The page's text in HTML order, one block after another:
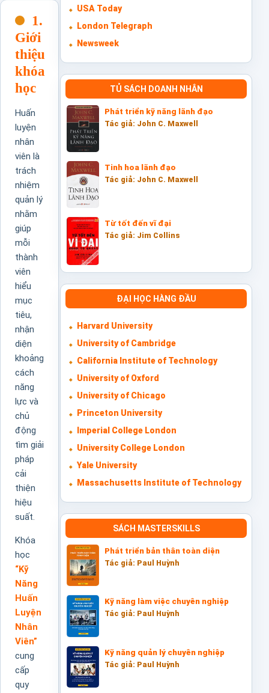
1.
Giới
thiệu
khóa
học
Huấn
luyện
nhân
viên là
trách
nhiệm
quản lý
nhằm
giúp
mỗi
thành
viên
hiểu
mục
tiêu,
nhận
diện
khoảng
cách
năng
lực và
chủ
động
tìm giải
pháp
cải
thiện
hiệu
suất.
Khóa
học
“Kỹ
Năng
Huấn
Luyện
Nhân
Viên”
cung
cấp
quy
USA Today
London Telegraph
Newsweek
TỦ SÁCH DOANH NHÂN
Phát triển kỹ năng lãnh đạo
Tác giả: John C. Maxwell
Tinh hoa lãnh đạo
Tác giả: John C. Maxwell
Từ tốt đến vĩ đại
Tác giả: Jim Collins
ĐẠI HỌC HÀNG ĐẦU
Harvard University
University of Cambridge
California Institute of Technology
University of Oxford
University of Chicago
Princeton University
Imperial College London
University College London
Yale University
Massachusetts Institute of Technology
SÁCH MASTERSKILLS
Phát triển bản thân toàn diện
Tác giả: Paul Huỳnh
Kỹ năng làm việc chuyên nghiệp
Tác giả: Paul Huỳnh
Kỹ năng quản lý chuyên nghiệp
Tác giả: Paul Huỳnh